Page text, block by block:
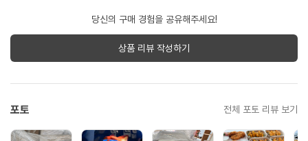
당신의 구매 경험을 공유해주세요!
상품 리뷰 작성하기
포토 전체 포토 리뷰 보기